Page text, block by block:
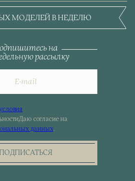
МОДЕЛЕЙ В НЕДЕЛЮ
на
рассылку
Даю согласие на
данных.